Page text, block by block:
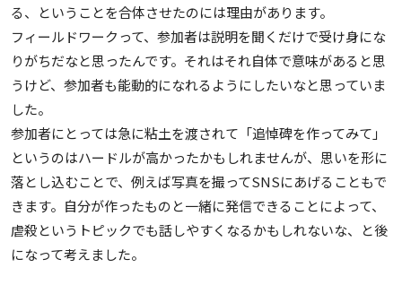
る、ということを合体させたのには理由があります。
フィールドワークって、参加者は説明を聞くだけで受け身にな
りがちだなと思ったんです。それはそれ自体で意味があると思
うけど、参加者も能動的になれるようにしたいなと思っていま
した。
参加者にとっては急に粘土を渡されて「追悼碑を作ってみて」
というのはハードルが高かったかもしれませんが、思いを形に
落とし込むことで、例えば写真を撮ってSNSにあげることもで
きます。自分が作ったものと一緒に発信できることによって、
虐殺というトピックでも話しやすくなるかもしれないな、と後
になって考えました。